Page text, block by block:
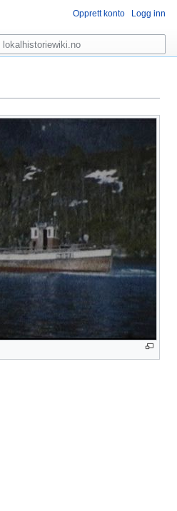
Opprett konto Logg inn